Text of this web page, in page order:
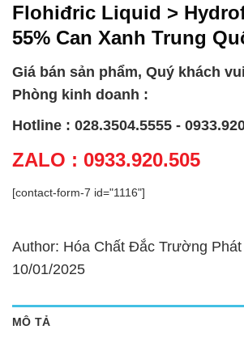
Flohiđric Liquid >
55% Can Xanh Trung
Giá bán sản phẩm, Quý khách
Phòng kinh doanh :
Hotline : 028.3504.5555 -
ZALO : 0933.920.505
[contact-form-7 id="1116"]
Author: Hóa Chất Đắc Trường
10/01/2025
MÔ TẢ